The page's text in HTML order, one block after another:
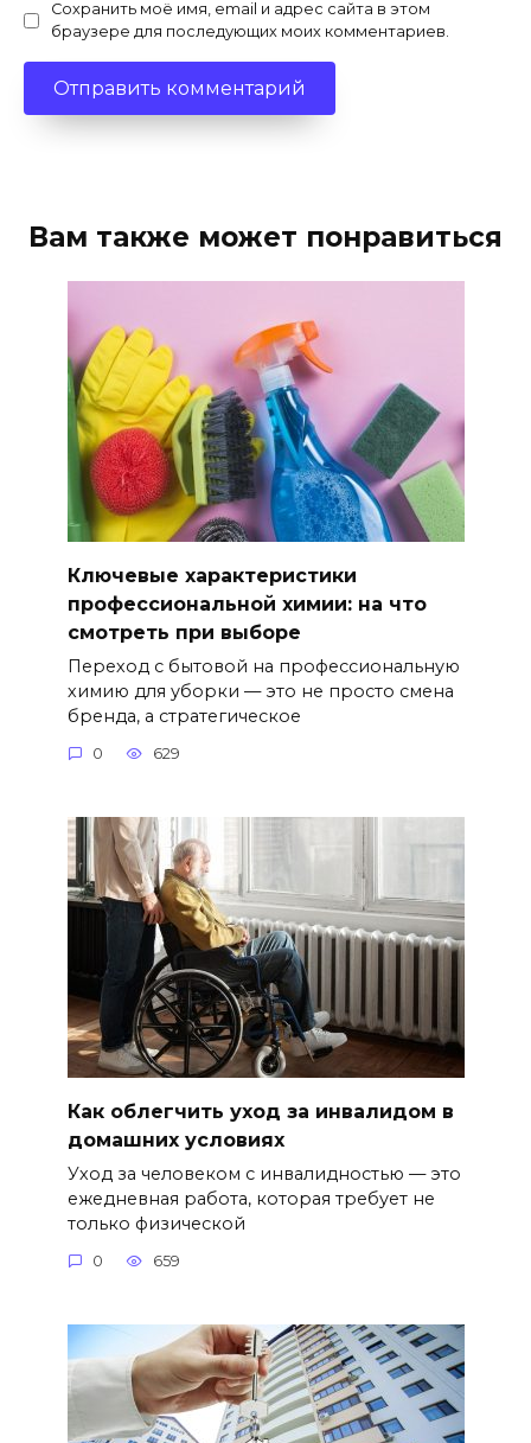
Сохранить моё имя, email и адрес сайта в этом
браузере для последующих моих комментариев.
Вам также может понравиться
Ключевые характеристики
профессиональной химии: на что
смотреть при выборе
Переход с бытовой на профессиональную
химию для уборки — это не просто смена
бренда, а стратегическое
0 629
Как облегчить уход за инвалидом в
домашних условиях
Уход за человеком с инвалидностью — это
ежедневная работа, которая требует не
только физической
0 659